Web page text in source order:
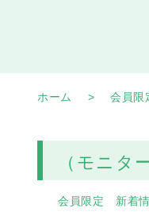
ホーム 会員限
（モニタ
会員限定 新着